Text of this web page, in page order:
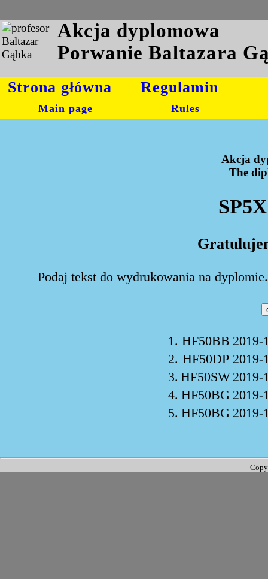
Akcja dyplomowa
Porwanie Baltazara
Strona główna
Main page
Regulamin
Rules
Akcja
The
Podaj tekst do wydrukowania na
1. HF50BB 2019-
2. HF50DP 2019-
3. HF50SW 2019-
4. HF50BG 2019-
5. HF50BG 2019-